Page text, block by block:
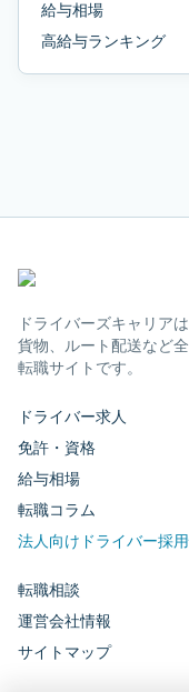
給与相場
高給与ランキング
ドライバーズキャリア
貨物、ルート配送など
転職サイトです。
ドライバー求人
免許・資格
給与相場
転職コラム
法人向けドライバー採
転職相談
運営会社情報
サイトマップ